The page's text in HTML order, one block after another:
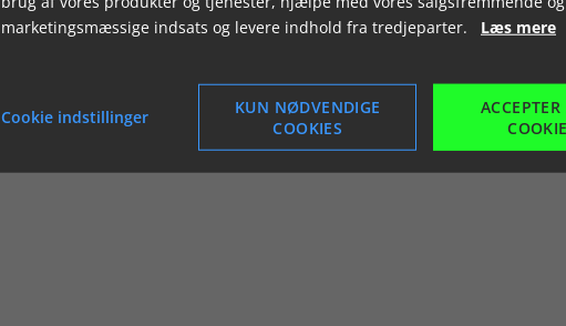
marketingsmæssige indsats og levere indhold fra tredjeparter. Læs mere
Cookie indstillinger
KUN NØDVENDIGE
COOKIES